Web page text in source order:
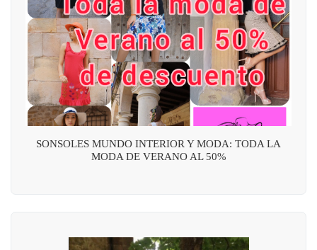
SONSOLES MUNDO INTERIOR Y MODA: TODA LA
MODA DE VERANO AL 50%